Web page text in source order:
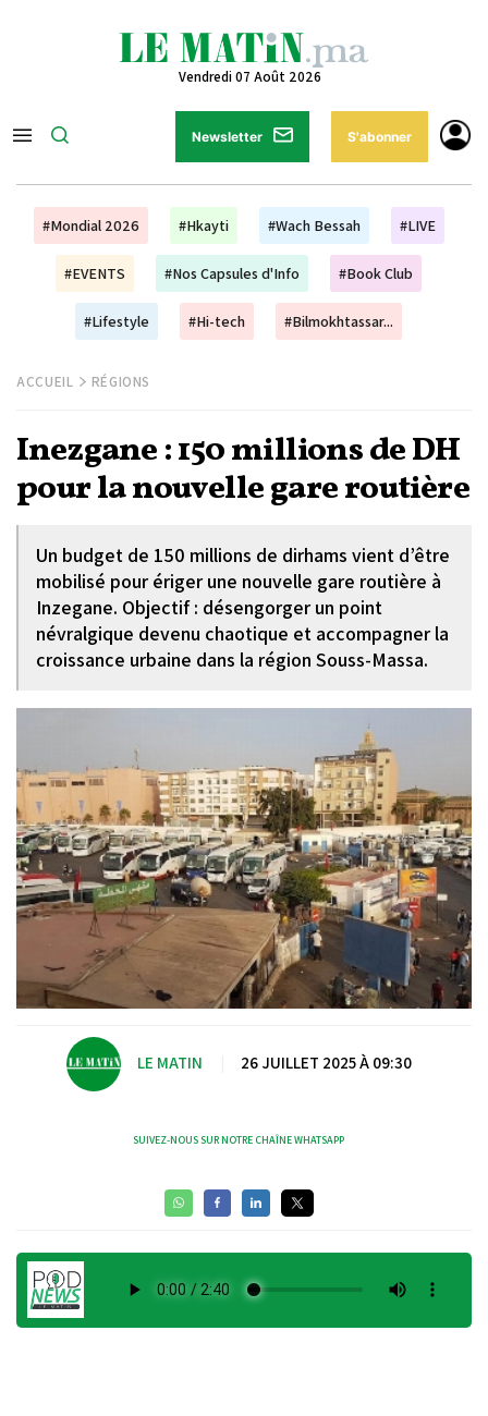
Vendredi 07 Août 2026
Newsletter S'abonner
#Mondial 2026 #Hkayti #Wach Bessah #LIVE
#EVENTS #Nos Capsules d'Info #Book Club
#Lifestyle #Hi-tech #Bilmokhtassar...
ACCUEIL RÉGIONS
Inezgane : 150 millions de DH
pour la nouvelle gare routière
Un budget de 150 millions de dirhams vient d’être
mobilisé pour ériger une nouvelle gare routière à
Inzegane. Objectif : désengorger un point
névralgique devenu chaotique et accompagner la
croissance urbaine dans la région Souss-Massa.
LE MATIN 26 JUILLET 2025 À 09:30
SUIVEZ-NOUS SUR NOTRE CHAÎNE WHATSAPP